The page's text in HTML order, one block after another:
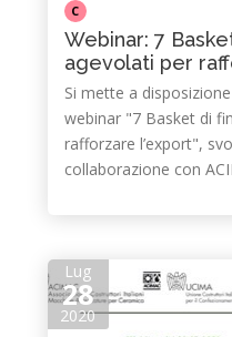
C
Webinar: 7
agevolati per
Si mette a
webinar "7 Basket di
rafforzare l’export",
collaborazione con
Lug
28
2020